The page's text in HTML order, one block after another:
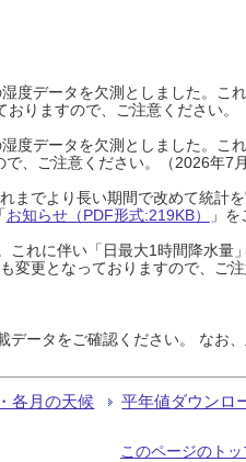
度データを欠測としました。こ
りますので、ご注意ください。
度データを欠測としました。こ
、ご注意ください。（2026年7
までより長い期間で改めて統計
お知らせ（PDF形式:219KB）
」を
これに伴い「日最大1時間降水量
変更となっておりますので、ご
データをご確認ください。 なお
各月の天候 平年値ダウンロ
このページのト